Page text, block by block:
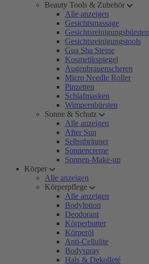
Beauty Tools & Zubehör
Alle anzeigen
Gesichtsmassage
Gesichtsreinigungsbürsten
Gesichtsreinigungstools
Gua Sha Steine
Kosmetikspiegel
Augenbrauenscheren
Micro Needle Roller
Pinzetten
Schlafmasken
Wimpernbürsten
Sonne & Schutz
Alle anzeigen
After Sun
Selbstbräuner
Sonnencreme
Sonnen-Make-up
Körper
Alle anzeigen
Körperpflege
Alle anzeigen
Bodylotion
Deodorant
Körperbutter
Körperöl
Anti-Cellulite
Bodyspray
Hals & Dekolleté